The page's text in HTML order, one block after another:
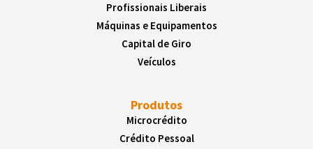
Profissionais Liberais
Máquinas e Equipamentos
Capital de Giro
Veículos
Produtos
Microcrédito
Crédito Pessoal